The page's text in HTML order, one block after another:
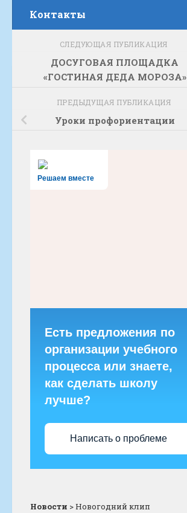
Контакты
СЛЕДУЮЩАЯ ПУБЛИКАЦИЯ
ДОСУГОВАЯ ПЛОЩАДКА
«ГОСТИНАЯ ДЕДА МОРОЗА»
ПРЕДЫДУЩАЯ ПУБЛИКАЦИЯ
Уроки профориентации
Решаем вместе
Есть предложения по
организации учебного
процесса или знаете,
как сделать школу
лучше?
Написать о проблеме
Новости >Новогодний клип